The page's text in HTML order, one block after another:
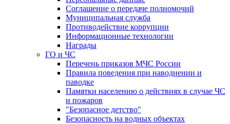
Соглашение о передаче полномочий
Муниципальная служба
Противодействие коррупции
Информационные технологии
Награды
ГО и ЧС
Перечень приказов МЧС России
Правила поведения при наводнении и
паводке
Памятки населению о действиях в случае ЧС
и пожаров
"Безопасное детство"
Безопасность на водных объектах